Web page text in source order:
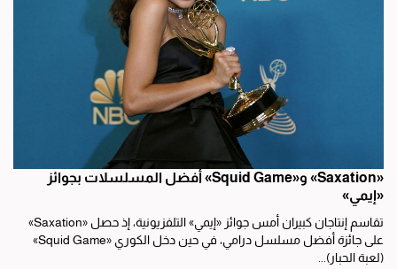
«Saxation» و«Squid Game» أفضل المسلسلات بجوائز
«إيمي»
تقاسم إنتاجان كبيران أمس جوائز «إيمي» التلفزيونية، إذ حصل «Saxation»
على جائزة أفضل مسلسل درامي، في حين دخل الكوري «Squid Game»
(لعبة الحبار)...